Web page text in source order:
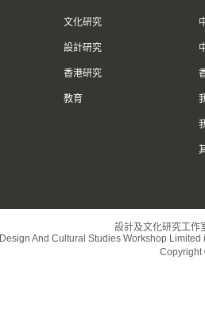
文化研究
設計研究
香港研究
教育
設計及文化研究工作
Design And Cultural Studies Workshop
Copyright